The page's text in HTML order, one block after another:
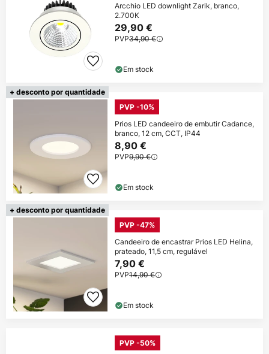
Arcchio LED downlight Zarik, branco,
2.700K
29,90 €
PVP34,90 €
Em stock
+ desconto por quantidade
PVP -10%
Prios LED candeeiro de embutir Cadance,
branco, 12 cm, CCT, IP44
8,90 €
PVP9,90 €
Em stock
+ desconto por quantidade
PVP -47%
Candeeiro de encastrar Prios LED Helina,
prateado, 11,5 cm, regulável
7,90 €
PVP14,90 €
Em stock
PVP -50%